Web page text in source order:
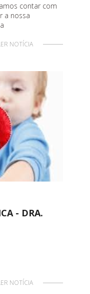
contar com
a nossa
NOTÍCIA
- DRA.
NOTÍCIA